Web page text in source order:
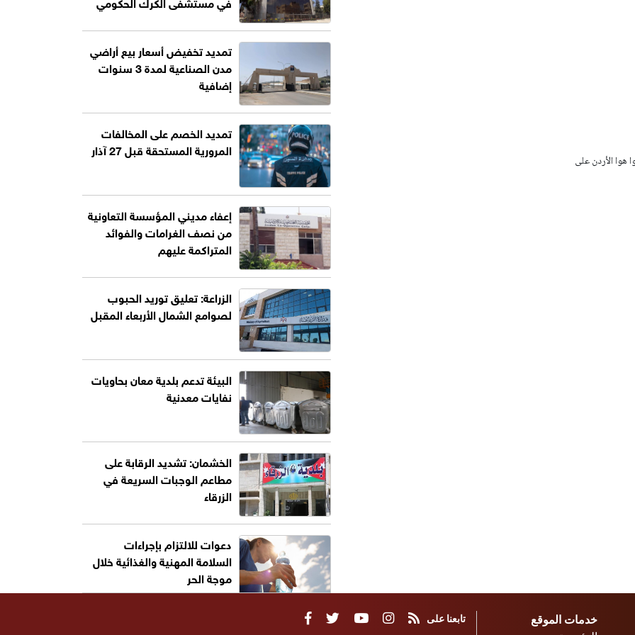
هوا الأردن على
تمديد تخفيض أسعار بيع أراضي
مدن الصناعية لمدة 3 سنوات
إضافية
تمديد الخصم على المخالفات
المرورية المستحقة قبل 27 آذار
إعفاء مديني المؤسسة التعاونية
من نصف الغرامات والفوائد
المتراكمة عليهم
الزراعة: تعليق توريد الحبوب
لصوامع الشمال الأربعاء المقبل
البيئة تدعم بلدية معان بحاويات
نفايات معدنية
الخشمان: تشديد الرقابة على
مطاعم الوجبات السريعة في
الزرقاء
دعوات للالتزام بإجراءات
السلامة المهنية والغذائية خلال
موجة الحر
خدمات الموقع
تابعنا على